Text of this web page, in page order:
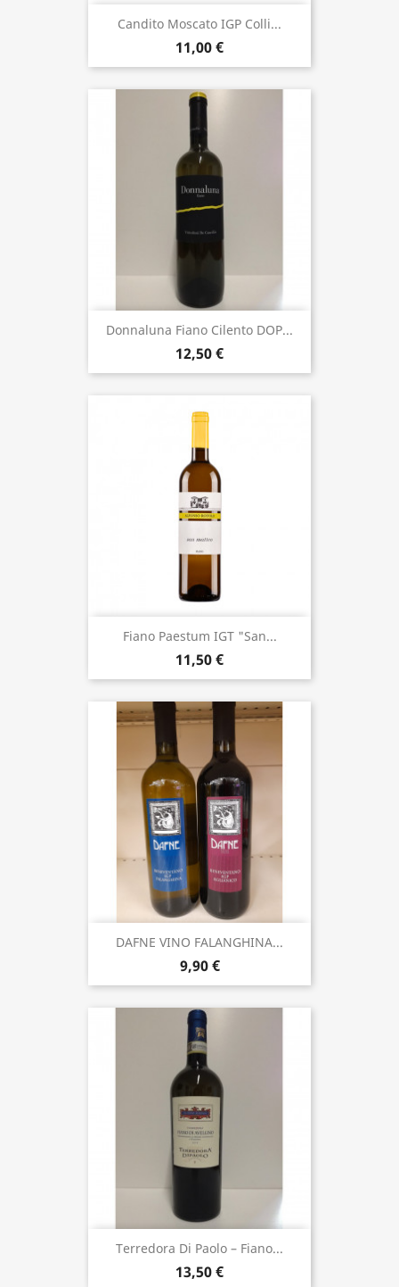
Candito Moscato IGP Colli...
11,00 €
Donnaluna Fiano Cilento DOP...
12,50 €
Fiano Paestum IGT "San...
11,50 €
DAFNE VINO FALANGHINA...
9,90 €
Terredora Di Paolo – Fiano...
13,50 €